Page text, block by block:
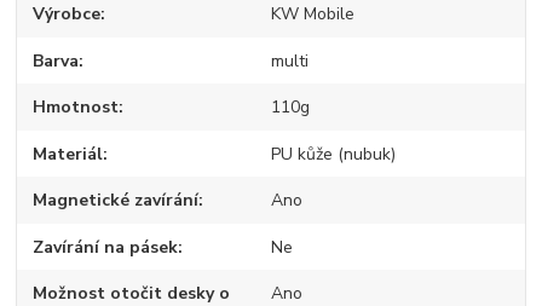
Výrobce KW Mobile
Barva multi
Hmotnost 110g
Materiál PU kůže (nubuk)
Magnetické zavírání Ano
Zavírání na pásek Ne
Možnost otočit desky o
Ano